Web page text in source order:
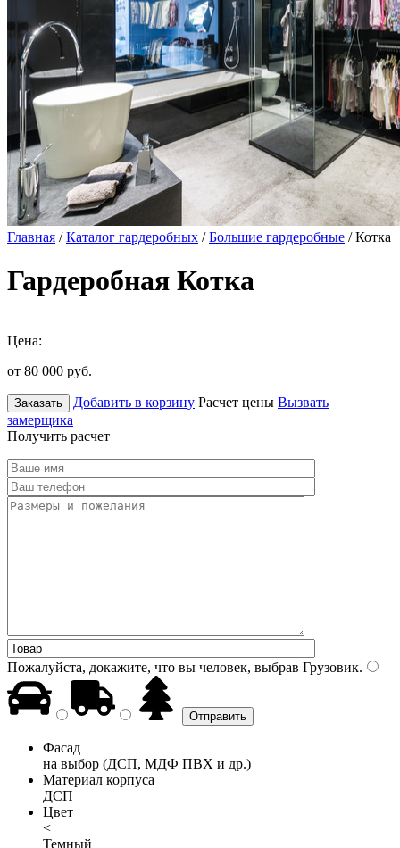
Главная /Каталог гардеробных /Большие гардеробные / Котка
Гардеробная Котка
Цена:
от 80 000 руб.
Заказать Добавить в корзину Расчет цены Вызвать
замерщика
Получить расчет
Пожалуйста, докажите, что вы человек, выбрав Грузовик.
Фасад
на выбор (ДСП, МДФ ПВХ и др.)
Материал корпуса
ДСП
Цвет
<
Темный